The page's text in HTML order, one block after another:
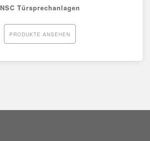
NSC Türsprechanlagen
PRODUKTE ANSEHEN